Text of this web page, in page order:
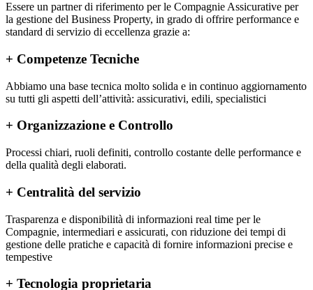
Essere un partner di riferimento per le Compagnie Assicurative per
la gestione del Business Property, in grado di offrire performance e
standard di servizio di eccellenza grazie a:
+ Competenze Tecniche
Abbiamo una base tecnica molto solida e in continuo aggiornamento
su tutti gli aspetti dell’attività: assicurativi, edili, specialistici
+ Organizzazione e Controllo
Processi chiari, ruoli definiti, controllo costante delle performance e
della qualità degli elaborati.
+ Centralità del servizio
Trasparenza e disponibilità di informazioni real time per le
Compagnie, intermediari e assicurati, con riduzione dei tempi di
gestione delle pratiche e capacità di fornire informazioni precise e
tempestive
+ Tecnologia proprietaria